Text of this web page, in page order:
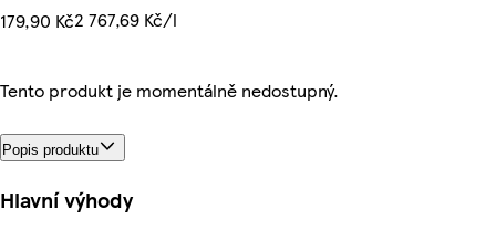
179,90 Kč2 767,69 Kč/l
Tento produkt je momentálně nedostupný.
Popis produktu
Hlavní výhody